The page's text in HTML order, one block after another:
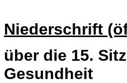
Niederschrift
über die 15.
Gesundheit